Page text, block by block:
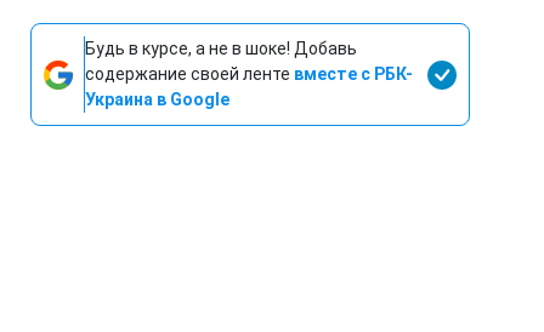
Будь в курсе, а не в шоке! Добавь
содержание своей ленте вместе с РБК-
Украина в Google